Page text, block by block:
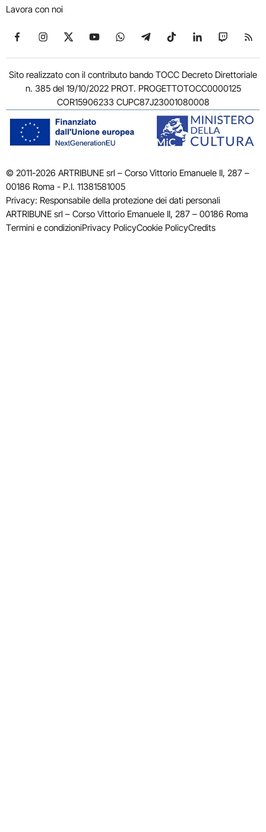
Lavora con noi
Seguici su Facebook
Seguici su Instagram
Seguici su X
Seguici su YouTube
Seguici su WhatsApp
Seguici su Telegram
Seguici su TikTok
Seguici su
Seguici
Sito realizzato con il contributo bando TOCC Decreto Direttoriale
n. 385 del 19/10/2022 PROT. PROGETTOTOCC0000125
COR15906233 CUPC87J23001080008
© 2011-2026 ARTRIBUNE srl – Corso Vittorio Emanuele II, 287 –
00186 Roma - P.I. 11381581005
Privacy: Responsabile della protezione dei dati personali
ARTRIBUNE srl – Corso Vittorio Emanuele II, 287 – 00186 Roma
Termini e condizioniPrivacy PolicyCookie PolicyCredits